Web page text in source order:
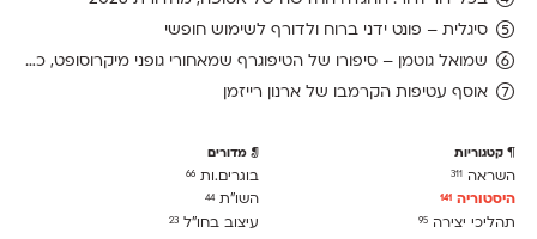
סיגלית – פונט ידני ברוח ולדורף לשימוש חופשי
שמואל גוטמן – סיפורו של הטיפוגרף שמאחורי גופני מיקרוסופט, כפי שנחשף בארכיון של נינתו
אוסף עטיפות הקרמבו של ארנון רייזמן
קטגוריות
השראה 311
היסטוריה 141
תהליכי יצירה 95
מדורים
בוגרים.ות66
השו״ת44
עיצוב בחו"ל23